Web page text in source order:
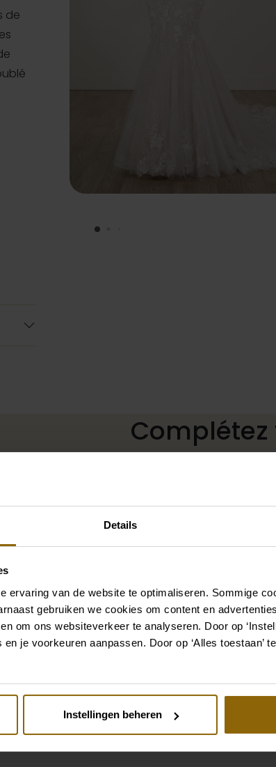
Details
ervaring van de website te optimaliseren. Sommige
gebruiken we cookies om content en
om ons websiteverkeer te analyseren. Door op
je voorkeuren aanpassen. Door op ‘Alles toestaan’
Instellingen beheren
de
Complétez
Des chaussures de
mais aussi des colliers,
à votre robe de mariée
à cheveux pour votre
complet que s'il est
boutique d'accessoires
parfait pour votre robe ou
Voir aussi